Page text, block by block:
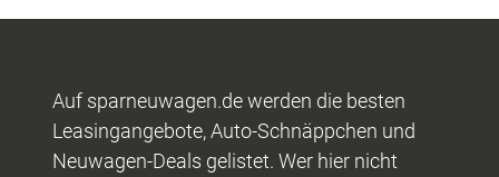
Auf sparneuwagen.de werden die besten
Leasingangebote, Auto-Schnäppchen und
Neuwagen-Deals gelistet. Wer hier nicht